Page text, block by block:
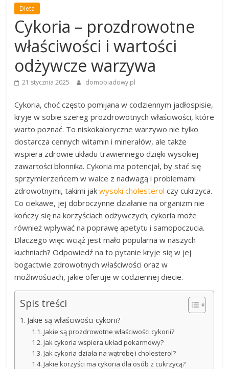
Dieta
Cykoria – prozdrowotne
właściwości i wartości
odżywcze warzywa
21 stycznia 2025 domobiadowy.pl
Cykoria, choć często pomijana w codziennym jadłospisie,
kryje w sobie szereg prozdrowotnych właściwości, które
warto poznać. To niskokaloryczne warzywo nie tylko
dostarcza cennych witamin i minerałów, ale także
wspiera zdrowie układu trawiennego dzięki wysokiej
zawartości błonnika. Cykoria ma potencjał, by stać się
sprzymierzeńcem w walce z nadwagą i problemami
zdrowotnymi, takimi jakwysoki cholesterol czy cukrzyca.
Co ciekawe, jej dobroczynne działanie na organizm nie
kończy się na korzyściach odżywczych; cykoria może
również wpływać na poprawę apetytu i samopoczucia.
Dlaczego więc wciąż jest mało popularna w naszych
kuchniach? Odpowiedź na to pytanie kryje się w jej
bogactwie zdrowotnych właściwości oraz w
możliwościach, jakie oferuje w codziennej diecie.
Spis treści
Jakie są właściwości cykorii?
Jakie są prozdrowotne właściwości cykorii?
Jak cykoria wspiera układ pokarmowy?
Jak cykoria działa na wątrobę i cholesterol?
Jakie korzyści ma cykoria dla osób z cukrzycą?